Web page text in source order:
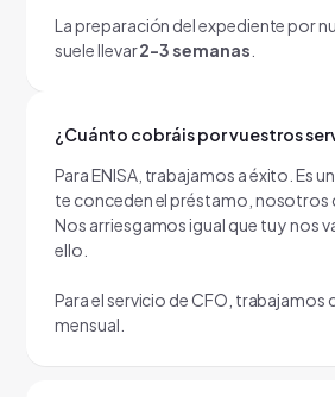
La preparación del expediente por
suele llevar2-3 semanas
¿Cuánto cobráis por vuestros
Para ENISA, trabajamos a éxito. Es
te conceden el préstamo, nosotros
Nos arriesgamos igual que tu y nos
ello.
Para el servicio de CFO, trabajamos
mensual.